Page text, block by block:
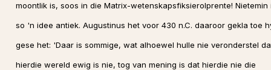
moontlik is, soos in die Matrix-wetenskapsfiksierolprente! Nietemin
so 'n idee antiek. Augustinus het voor 430 n.C. daaroor gekla toe
gese het: 'Daar is sommige, wat alhoewel hulle nie veronderstel
hierdie wereld ewig is nie, tog van mening is dat hierdie nie die